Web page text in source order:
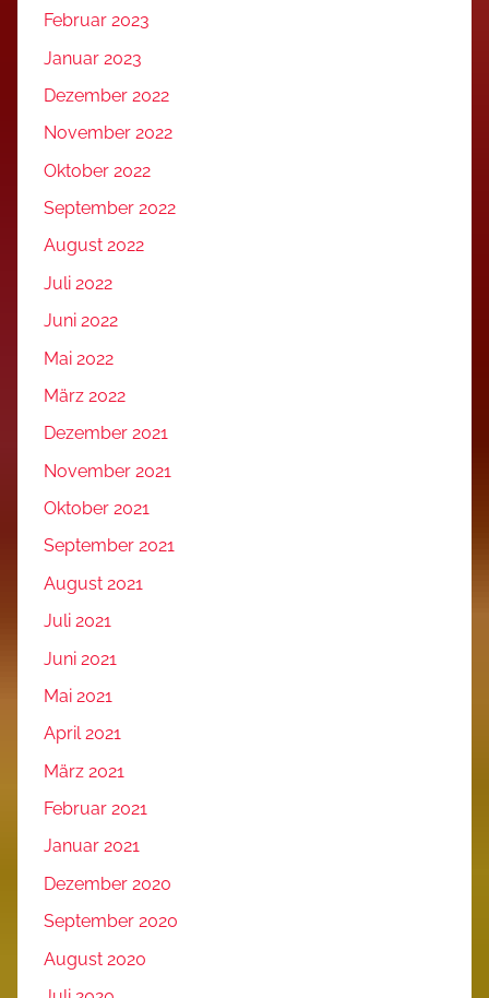
Februar 2023
Januar 2023
Dezember 2022
November 2022
Oktober 2022
September 2022
August 2022
Juli 2022
Juni 2022
Mai 2022
März 2022
Dezember 2021
November 2021
Oktober 2021
September 2021
August 2021
Juli 2021
Juni 2021
Mai 2021
April 2021
März 2021
Februar 2021
Januar 2021
Dezember 2020
September 2020
August 2020